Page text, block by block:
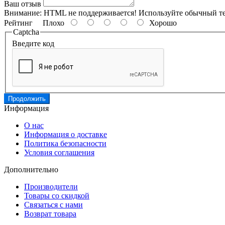
Ваш отзыв
Внимание: HTML не поддерживается! Используйте обычный
Рейтинг Плохо
Хорошо
Captcha
Введите код
Продолжить
Информация
О нас
Информация о доставке
Политика безопасности
Условия соглашения
Дополнительно
Производители
Товары со скидкой
Связаться с нами
Возврат товара